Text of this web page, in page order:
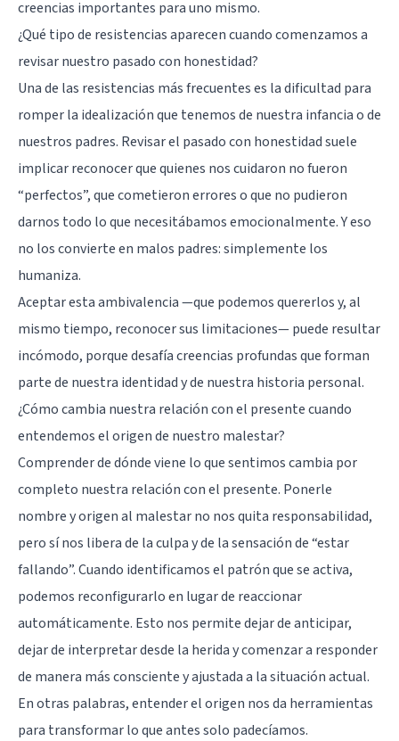
creencias importantes para uno mismo.
¿Qué tipo de resistencias aparecen cuando comenzamos a
revisar nuestro pasado con honestidad?
Una de las resistencias más frecuentes es la dificultad para
romper la idealización que tenemos de nuestra infancia o de
nuestros padres. Revisar el pasado con honestidad suele
implicar reconocer que quienes nos cuidaron no fueron
“perfectos”, que cometieron errores o que no pudieron
darnos todo lo que necesitábamos emocionalmente. Y eso
no los convierte en malos padres: simplemente los
humaniza.
Aceptar esta ambivalencia —que podemos quererlos y, al
mismo tiempo, reconocer sus limitaciones— puede resultar
incómodo, porque desafía creencias profundas que forman
parte de nuestra identidad y de nuestra historia personal.
¿Cómo cambia nuestra relación con el presente cuando
entendemos el origen de nuestro malestar?
Comprender de dónde viene lo que sentimos cambia por
completo nuestra relación con el presente. Ponerle
nombre y origen al malestar no nos quita responsabilidad,
pero sí nos libera de la culpa y de la sensación de “estar
fallando”. Cuando identificamos el patrón que se activa,
podemos reconfigurarlo en lugar de reaccionar
automáticamente. Esto nos permite dejar de anticipar,
dejar de interpretar desde la herida y comenzar a responder
de manera más consciente y ajustada a la situación actual.
En otras palabras, entender el origen nos da herramientas
para transformar lo que antes solo padecíamos.